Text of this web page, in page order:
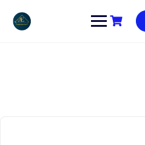
contenido